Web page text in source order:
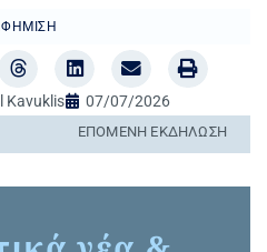
Kavuklis 07/07/2026
ΕΠΌΜΕΝΗ ΕΚΔΉΛΩΣΗ